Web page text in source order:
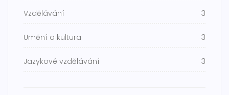
Vzdělávání 3
Umění a kultura 3
Jazykové vzdělávání 3